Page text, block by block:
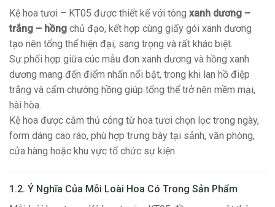
Kệ hoa tươi – KT05 được thiết kế với tông xanh dương –
trắng – hồng chủ đạo, kết hợp cùng giấy gói xanh dương
tạo nên tổng thể hiện đại, sang trọng và rất khác biệt.
Sự phối hợp giữa cúc mẫu đơn xanh dương và hồng xanh
dương mang đến điểm nhấn nổi bật, trong khi lan hồ điệp
trắng và cẩm chướng hồng giúp tổng thể trở nên mềm mại,
hài hòa.
Kệ hoa được cắm thủ công từ hoa tươi chọn lọc trong ngày,
form dáng cao ráo, phù hợp trưng bày tại sảnh, văn phòng,
cửa hàng hoặc khu vực tổ chức sự kiện.
1.2. Ý Nghĩa Của Mỗi Loài Hoa Có Trong Sản Phẩm